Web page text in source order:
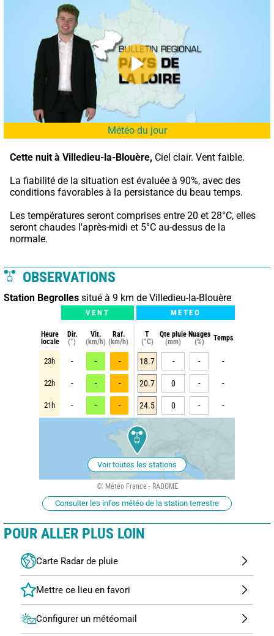
Météo du jour
Cette nuit à Villedieu-la-Blouère, Ciel clair. Vent faible.
La fiabilité de la situation est évaluée à 90%, avec des
conditions favorables à la persistance du beau temps.
Les températures seront comprises entre 20 et 28°C, elles
seront chaudes l'après-midi et 5°C au-dessus de la
normale.
OBSERVATIONS
Station Begrolles situé à 9 km de Villedieu-la-Blouère
VENT METEO
Heure
locale
Dir.
(°)
Vit.
(km/h)
Raf.
(km/h)
T
(°C)
Qte pluie
(mm)
Nuages
(%)
Temps
23h - - - 18.7 - - -
22h - - - 20.7 0 - -
21h - - - 24.5 0 - -
Voir toutes les stations
Météo France - RADOME
Consulter les infos météo de la station terrestre
POUR ALLER PLUS LOIN
Carte Radar de pluie
Configurer un météomail